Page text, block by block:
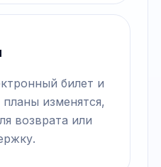
билет и
изменятся,
возврата или